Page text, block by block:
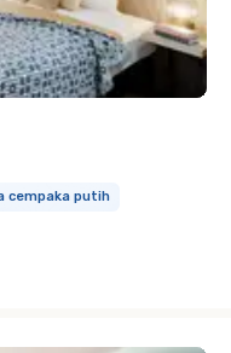
cempaka putih